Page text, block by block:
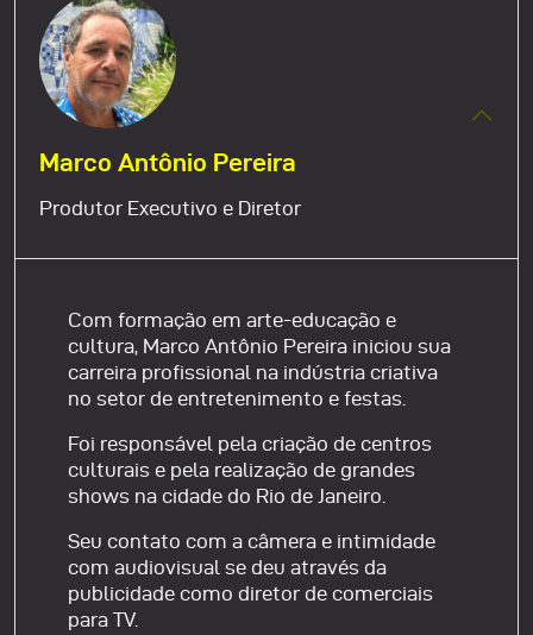
Marco Antônio Pereira
Produtor Executivo e Diretor
Com formação em arte-educação e
cultura, Marco Antônio Pereira iniciou sua
carreira profissional na indústria criativa
no setor de entretenimento e festas.
Foi responsável pela criação de centros
culturais e pela realização de grandes
shows na cidade do Rio de Janeiro.
Seu contato com a câmera e intimidade
com audiovisual se deu através da
publicidade como diretor de comerciais
para TV.